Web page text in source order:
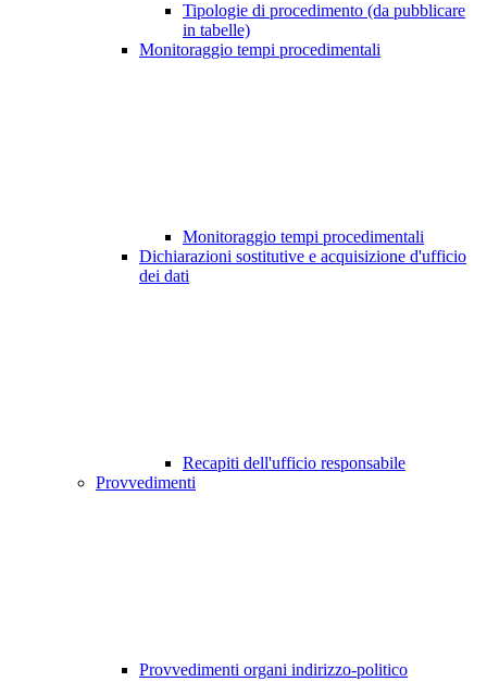
Tipologie di procedimento (da pubblicare
in tabelle)
Monitoraggio tempi procedimentali
Monitoraggio tempi procedimentali
Dichiarazioni sostitutive e acquisizione d'ufficio
dei dati
Recapiti dell'ufficio responsabile
Provvedimenti
Provvedimenti organi indirizzo-politico